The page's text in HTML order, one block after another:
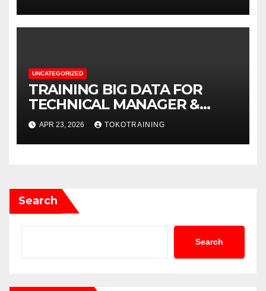
UNCATEGORIZED
TRAINING BIG DATA FOR
TECHNICAL MANAGER &
DECISION MAKERS
APR 23, 2026 TOKOTRAINING
Search
Search